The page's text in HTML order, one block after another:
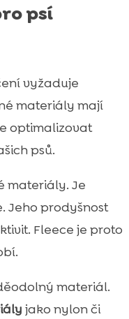
psí
vyžaduje
materiály mají
optimalizovat
psů.
materiály. Je
Jeho prodyšnost
Fleece je proto
materiál.
jako nylon či